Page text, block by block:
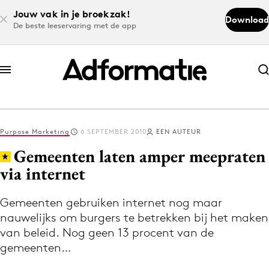
Jouw vak in je broekzak!
De beste leeservaring met de app
Download
Abonneer nu
Abonneer nu
Log in
Volg het laatste nieuws via de Adformatie
Nieuws app
Purpose Marketing 6 SEPTEMBER 2010 EEN AUTEUR
Gemeenten laten amper meepraten
via internet
Gemeenten gebruiken internet nog maar
nauwelijks om burgers te betrekken bij het maken
van beleid. Nog geen 13 procent van de
gemeenten…